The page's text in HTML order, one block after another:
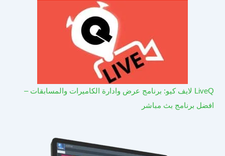
LiveQ لايف كيو: برنامج عرض وادارة الكاميرات والمسابقات –
افضل برنامج بث مباشر